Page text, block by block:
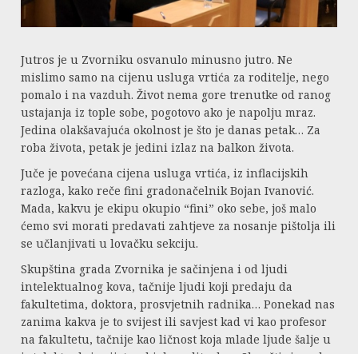
Jutros je u Zvorniku osvanulo minusno jutro. Ne
mislimo samo na cijenu usluga vrtića za roditelje, nego
pomalo i na vazduh. Život nema gore trenutke od ranog
ustajanja iz tople sobe, pogotovo ako je napolju mraz.
Jedina olakšavajuća okolnost je što je danas petak… Za
roba života, petak je jedini izlaz na balkon života.
Juče je povećana cijena usluga vrtića, iz inflacijskih
razloga, kako reče fini gradonačelnik Bojan Ivanović.
Mada, kakvu je ekipu okupio “fini” oko sebe, još malo
ćemo svi morati predavati zahtjeve za nosanje pištolja ili
se učlanjivati u lovačku sekciju.
Skupština grada Zvornika je sačinjena i od ljudi
intelektualnog kova, tačnije ljudi koji predaju da
fakultetima, doktora, prosvjetnih radnika… Ponekad nas
zanima kakva je to svijest ili savjest kad vi kao profesor
na fakultetu, tačnije kao ličnost koja mlade ljude šalje u